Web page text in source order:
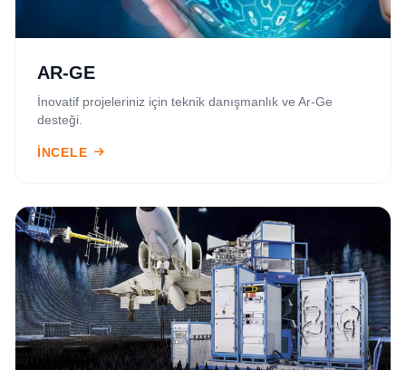
AR-GE
İnovatif projeleriniz için teknik danışmanlık ve Ar-Ge
desteği.
İNCELE